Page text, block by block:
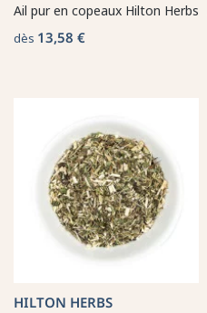
Ail pur en copeaux Hilton Herbs
dès 13,58 €
HILTON HERBS